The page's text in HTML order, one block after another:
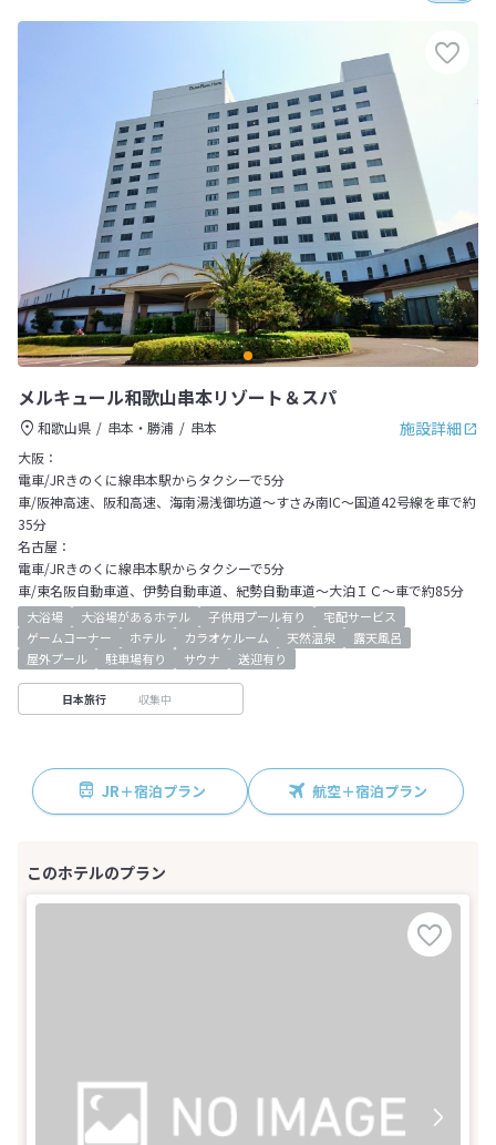
メルキュール和歌山串本リゾート＆スパ
施設詳細
和歌山県 串本・勝浦
串本
大阪：
電車/JRきのくに線串本駅からタクシーで5分
車/阪神高速、阪和高速、海南湯浅御坊道～すさみ南IC～国道42号線を車で約
35分
名古屋：
電車/JRきのくに線串本駅からタクシーで5分
車/東名阪自動車道、伊勢自動車道、紀勢自動車道～大泊ＩＣ～車で約85分
大浴場 大浴場があるホテル 子供用プール有り
宅配サービス
ゲームコーナー
ホテル カラオケルーム 天然温泉
露天風呂
屋外プール
駐車場有り サウナ 送迎有り
日本旅行 収集中
JR＋宿泊プラン 航空＋宿泊プラン